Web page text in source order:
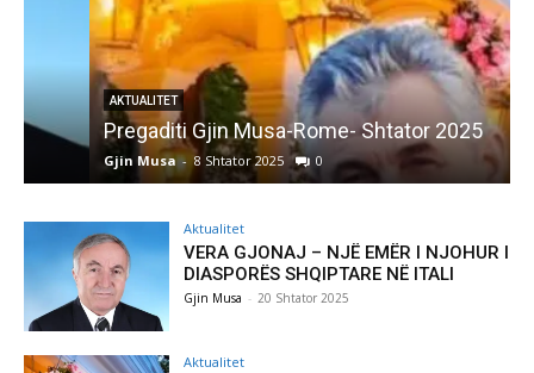
AKTUALITET
Pregaditi Gjin Musa-Rome- Shtator 2025
Gjin Musa - 8 Shtator 2025 0
Aktualitet
VERA GJONAJ – NJË EMËR I NJOHUR I
DIASPORËS SHQIPTARE NË ITALI
Gjin Musa - 20 Shtator 2025
Aktualitet